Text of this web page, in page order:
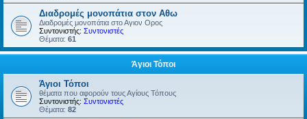
Διαδρομές μονοπάτια στον Αθω
Διαδρομές μονοπάτια στο Αγιον Ορος
Συντονιστής: Συντονιστές
Θέματα: 61
Άγιοι Τόποι
Άγιοι Τόποι
θέματα που αφορούν τους Αγίους Τόπους
Συντονιστής: Συντονιστές
Θέματα: 82